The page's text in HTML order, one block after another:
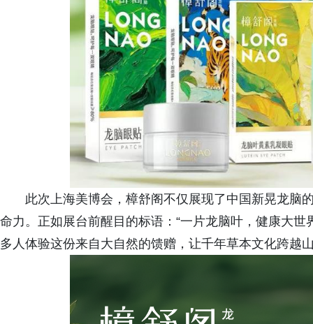
此次上海美博会，樟舒阁不仅展现了中国新晃龙脑
命力。正如展台前醒目的标语：“一片龙脑叶，健康大
多人体验这份来自大自然的馈赠，让千年草本文化跨越